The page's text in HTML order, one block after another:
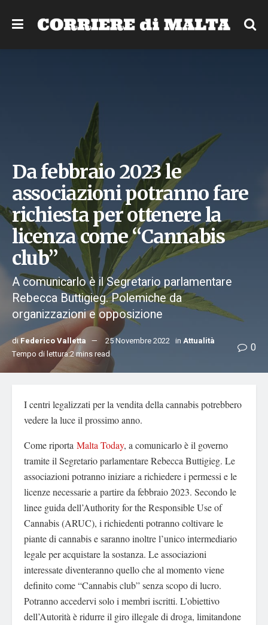
Da febbraio 2023 le
associazioni potranno fare
richiesta per ottenere la
licenza come “Cannabis
club”
A comunicarlo è il Segretario parlamentare
Rebecca Buttigieg. Polemiche da
organizzazioni e opposizione
di Federico Valletta 25 Novembre 2022 in Attualità
Tempo di lettura:2 mins read
0
I centri legalizzati per la vendita della cannabis potrebbero
vedere la luce il prossimo anno.
Come riporta Malta Today, a comunicarlo è il governo
tramite il Segretario parlamentare Rebecca Buttigieg. Le
associazioni potranno iniziare a richiedere i permessi e le
licenze necessarie a partire da febbraio 2023. Secondo le
linee guida dell’Authority for the Responsible Use of
Cannabis (ARUC), i richiedenti potranno coltivare le
piante di cannabis e saranno inoltre l’unico intermediario
legale per acquistare la sostanza. Le associazioni
interessate diventeranno quello che al momento viene
definito come “Cannabis club” senza scopo di lucro.
Potranno accedervi solo i membri iscritti. L’obiettivo
dell’Autorità è ridurre il giro illegale di droga, limitandone